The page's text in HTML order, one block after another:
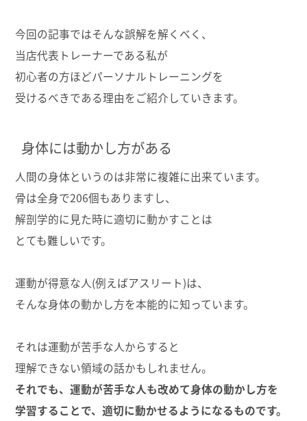
今回の記事ではそんな誤解を解くべく、
当店代表トレーナーである私が
初心者の方ほどパーソナルトレーニングを
受けるべきである理由をご紹介していきます。
身体には動かし方がある
人間の身体というのは非常に複雑に出来ています。
骨は全身で206個もありますし、
解剖学的に見た時に適切に動かすことは
とても難しいです。
運動が得意な人(例えばアスリート)は、
そんな身体の動かし方を本能的に知っています。
それは運動が苦手な人からすると
理解できない領域の話かもしれません。
それでも、運動が苦手な人も改めて身体の動かし方を
学習することで、適切に動かせるようになるものです。